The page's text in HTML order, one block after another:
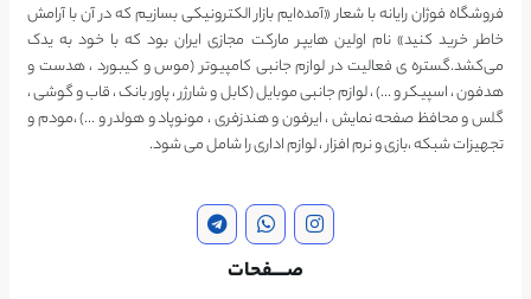
فروشگاه فوژان رایانه با شعار «آمده‌ایم بازار الکترونیکی بسازیم که در آن با آرامش
خاطر خرید کنید» نام اولین هایپر مارکت مجازی ایران بود که با خود به یدک
می‌کشد.گستره ی فعالیت در لوازم جانبی کامپیوتر (موس و کیبورد ، هدست و
هدفون ، اسپیکر و …) ، لوازم جانبی موبایل (کابل و شارژر ، پاور بانک ، قاب و گوشی ،
گلس و محافظ صفحه نمایش ، ایرفون و هندزفری ، مونوپاد و هولدر و …) ،مودم و
تجهیزات شبکه ،بازی و نرم افزار ، لوازم اداری را شامل می شود.
صــــفحات